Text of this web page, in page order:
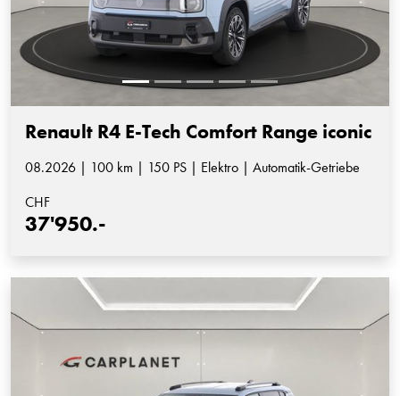
Renault R4 E-Tech Comfort Range iconic
08.2026 | 100 km | 150 PS | Elektro | Automatik-Getriebe
CHF
37'950.-